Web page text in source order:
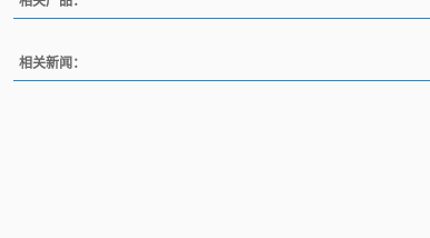
相关新闻：